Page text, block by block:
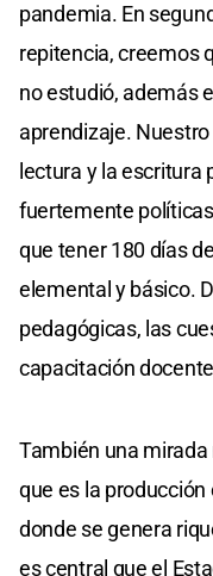
pandemia. En
repitencia, creemos
no estudió, además
aprendizaje.
lectura y la escritura
fuertemente
que tener 180 días
elemental y básico.
pedagógicas, las
capacitación
También una
que es la producción
donde se genera
es central que el